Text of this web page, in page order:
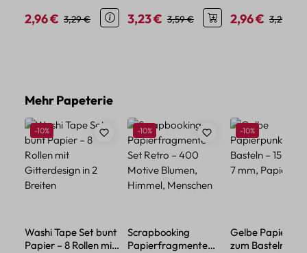
inspirierten Design
Verkaufspreis:
2,96 € Regulärer Preis:
3,29 €
Verkaufspreis:
3,23 € Regulärer Preis:
3,59 €
Verkaufspreis:
2,96 € 3,29 €
Produktgalerie überspringen
Mehr Papeterie
Rabatt
-10%
Washi Tape Set bunt
Papier – 8 Rollen mit
Rabatt
-10%
Scrapbooking
Papierfragmente
Rabatt
-10%
Gelbe
zum Basteln –